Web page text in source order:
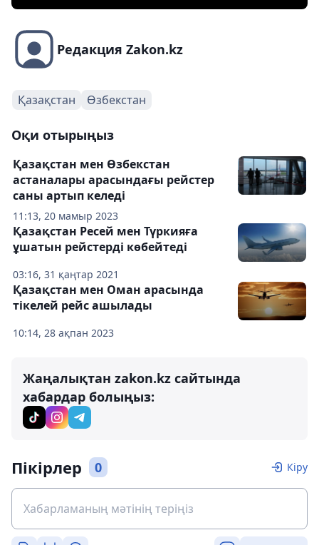
Редакция Zakon.kz
Қазақстан Өзбекстан
Оқи отырыңыз
11:13, 20 мамыр 2023
Қазақстан мен Өзбекстан
астаналары арасындағы рейстер
саны артып келеді
03:16, 31 қаңтар 2021
Қазақстан Ресей мен Түркияға
ұшатын рейстерді көбейтеді
10:14, 28 ақпан 2023
Қазақстан мен Оман арасында
тікелей рейс ашылады
Жаңалықтан zakon.kz сайтында
хабардар болыңыз:
Пікірлер 0 Кіру